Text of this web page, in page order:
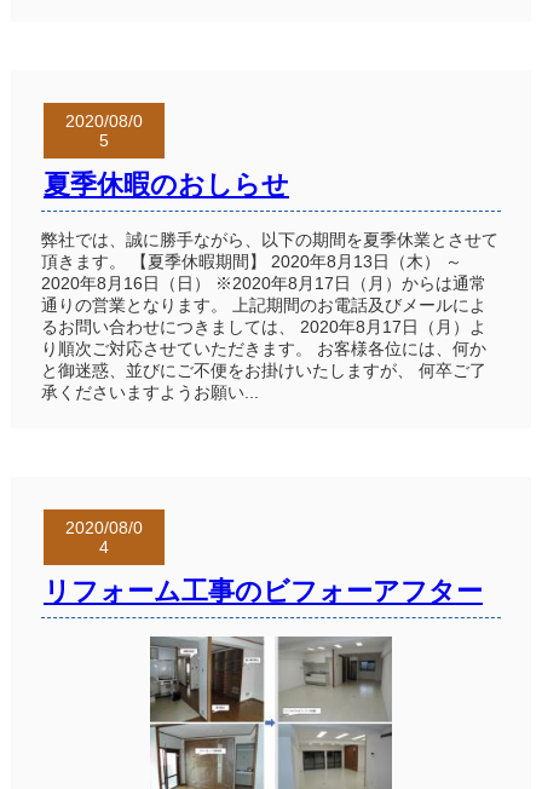
2020/08/0
5
夏季休暇のおしらせ
弊社では、誠に勝手ながら、以下の期間を夏季休業とさせて
頂きます。 【夏季休暇期間】 2020年8月13日（木） ～
2020年8月16日（日） ※2020年8月17日（月）からは通常
通りの営業となります。 上記期間のお電話及びメールによ
るお問い合わせにつきましては、 2020年8月17日（月）よ
り順次ご対応させていただきます。 お客様各位には、何か
と御迷惑、並びにご不便をお掛けいたしますが、 何卒ご了
承くださいますようお願い...
2020/08/0
4
リフォーム工事のビフォーアフター